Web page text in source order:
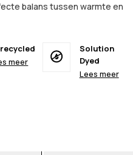
balans tussen warmte en
meer
Solution
Dyed
Lees meer